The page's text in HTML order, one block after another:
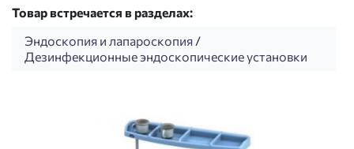
Товар встречается в разделах:
Эндоскопия и лапароскопия /
Дезинфекционные эндоскопические установки